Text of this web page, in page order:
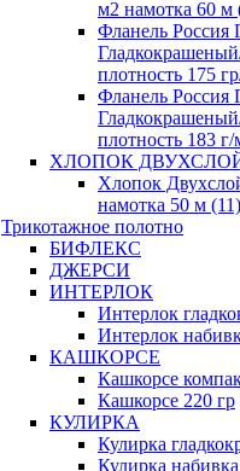
м2 намотка 60 м
Фланель Россия
плотность 175
Фланель Россия
плотность 183
ХЛОПОК
Хлопок
намотка 50 м (11)
Трикотажное полотно
БИФЛЕКС
ДЖЕРСИ
ИНТЕРЛОК
Интерлок
Интерлок
КАШКОРСЕ
Кашкорсе
Кашкорсе 220 гр
КУЛИРКА
Кулирка
Кулирка